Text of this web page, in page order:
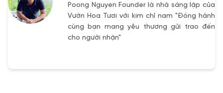
Poong Nguyen Founder là nhà sáng lập của
Vườn Hoa Tươi với kim chỉ nam "Đồng hành
cùng bạn mang yêu thương gửi trao đến
cho người nhận"